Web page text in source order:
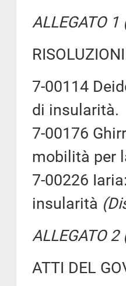
ALLEGATO
7-00114
di insularità.
7-00176
mobilità per
7-00226
insularità
ALLEGATO
ATTI DEL